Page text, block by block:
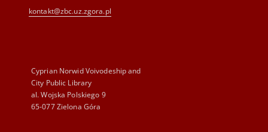
kontakt@zbc.uz.zgora.pl
Cyprian Norwid Voivodeship and
City Public Library
al. Wojska Polskiego 9
65-077 Zielona Góra